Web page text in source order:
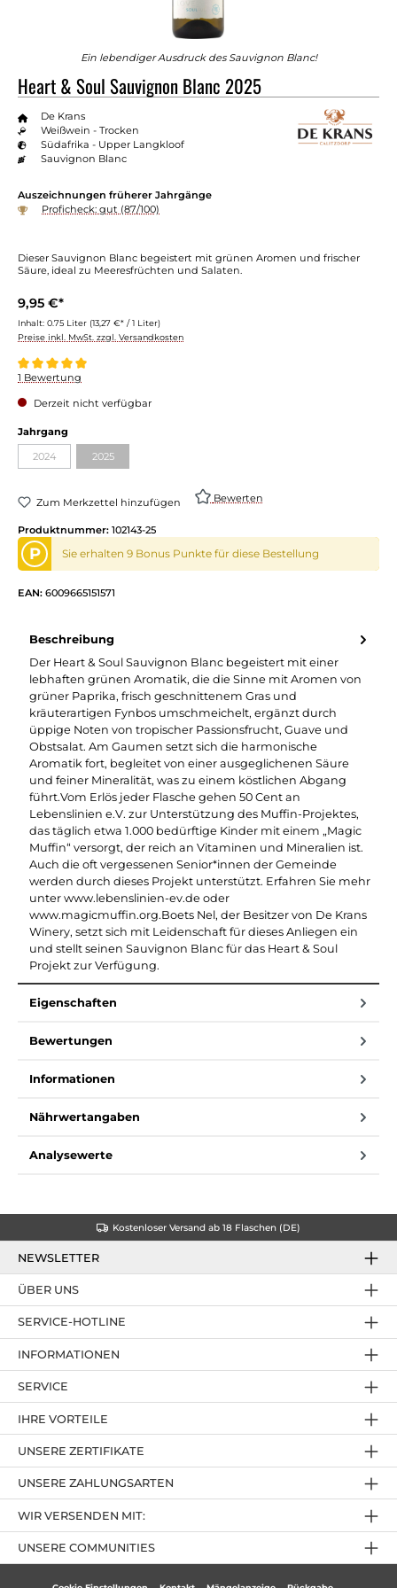
Ein lebendiger Ausdruck des Sauvignon Blanc!
Heart & Soul Sauvignon Blanc 2025
De Krans
Weißwein - Trocken
Südafrika - Upper Langkloof
Sauvignon Blanc
Auszeichnungen früherer Jahrgänge
Proficheck: gut (87/100)
Dieser Sauvignon Blanc begeistert mit grünen Aromen und frischer
Säure, ideal zu Meeresfrüchten und Salaten.
9,95 €*
Inhalt: 0.75 Liter (13,27 €* / 1 Liter)
Preise inkl. MwSt. zzgl. Versandkosten
Durchschnittliche Bewertung von 5 von 5 Sternen
1 Bewertung
Derzeit nicht verfügbar
Jahrgang
2024 2025
Zum Merkzettel hinzufügen Bewerten
Produktnummer: 102143-25
P Sie erhalten 9 Bonus Punkte für diese Bestellung
EAN: 6009665151571
Beschreibung
Der Heart & Soul Sauvignon Blanc begeistert mit einer
lebhaften grünen Aromatik, die die Sinne mit Aromen von
grüner Paprika, frisch geschnittenem Gras und
kräuterartigen Fynbos umschmeichelt, ergänzt durch
üppige Noten von tropischer Passionsfrucht, Guave und
Obstsalat. Am Gaumen setzt sich die harmonische
Aromatik fort, begleitet von einer ausgeglichenen Säure
und feiner Mineralität, was zu einem köstlichen Abgang
führt.Vom Erlös jeder Flasche gehen 50 Cent an
Lebenslinien e.V. zur Unterstützung des Muffin-Projektes,
das täglich etwa 1.000 bedürftige Kinder mit einem „Magic
Muffin“ versorgt, der reich an Vitaminen und Mineralien ist.
Auch die oft vergessenen Senior*innen der Gemeinde
werden durch dieses Projekt unterstützt. Erfahren Sie mehr
unter www.lebenslinien-ev.de oder
www.magicmuffin.org.Boets Nel, der Besitzer von De Krans
Winery, setzt sich mit Leidenschaft für dieses Anliegen ein
und stellt seinen Sauvignon Blanc für das Heart & Soul
Projekt zur Verfügung.
Eigenschaften
Bewertungen
Informationen
Nährwertangaben
Analysewerte
Kostenloser Versand ab 18 Flaschen (DE)
NEWSLETTER
SERVICE-HOTLINE
IHRE VORTEILE
UNSERE ZAHLUNGSARTEN
ÜBER UNS
UNSERE ZERTIFIKATE
INFORMATIONEN
SERVICE
UNSERE COMMUNITIES
WIR VERSENDEN MIT: